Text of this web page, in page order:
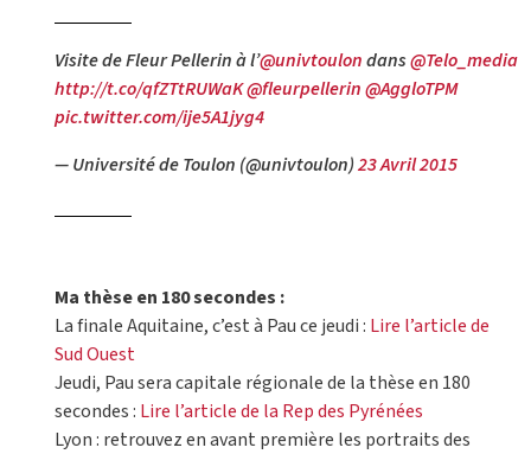
Visite de Fleur Pellerin à l’@univtoulondans@Telo_media
http://t.co/qfZTtRUWaK@fleurpellerin@AggloTPM
pic.twitter.com/ije5A1jyg4
— Université de Toulon (@univtoulon)23 Avril 2015
Ma thèse en 180 secondes :
La finale Aquitaine, c’est à Pau ce jeudi : Lire l’article de
Sud Ouest
Jeudi, Pau sera capitale régionale de la thèse en 180
secondes : Lire l’article de la Rep des Pyrénées
Lyon : retrouvez en avant première les portraits des